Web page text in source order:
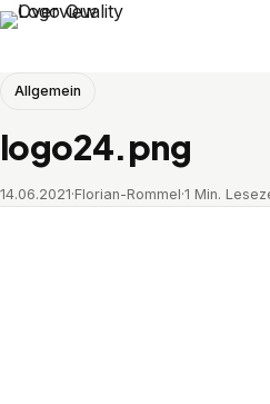
Allgemein
logo24.png
14.06.2021·Florian-Rommel·1 Min.